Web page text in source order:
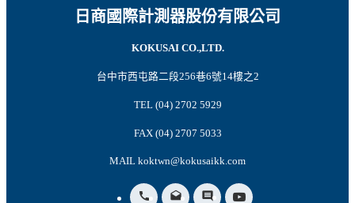
日商國際計測器股份有限公司
KOKUSAI CO.,LTD.
台中市西屯路二段256巷6號14樓之2
TEL (04) 2702 5929
FAX (04) 2707 5033
MAIL koktwn@kokusaikk.com
call drafts insert_comment